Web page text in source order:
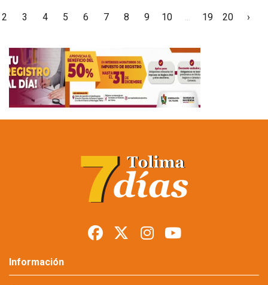
2 3 4 5 6 7 8 9 10 ... 19 20 ›
Información